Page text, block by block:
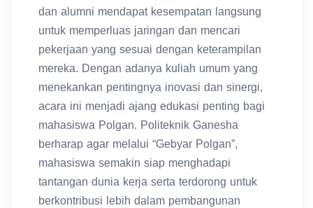
dan alumni mendapat kesempatan langsung
untuk memperluas jaringan dan mencari
pekerjaan yang sesuai dengan keterampilan
mereka. Dengan adanya kuliah umum yang
menekankan pentingnya inovasi dan sinergi,
acara ini menjadi ajang edukasi penting bagi
mahasiswa Polgan. Politeknik Ganesha
berharap agar melalui “Gebyar Polgan”,
mahasiswa semakin siap menghadapi
tantangan dunia kerja serta terdorong untuk
berkontribusi lebih dalam pembangunan